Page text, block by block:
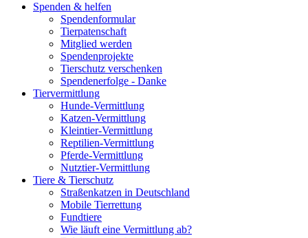
Spenden & helfen
Spendenformular
Tierpatenschaft
Mitglied werden
Spendenprojekte
Tierschutz verschenken
Spendenerfolge - Danke
Tiervermittlung
Hunde-Vermittlung
Katzen-Vermittlung
Kleintier-Vermittlung
Reptilien-Vermittlung
Pferde-Vermittlung
Nutztier-Vermittlung
Tiere & Tierschutz
Straßenkatzen in Deutschland
Mobile Tierrettung
Fundtiere
Wie läuft eine Vermittlung ab?